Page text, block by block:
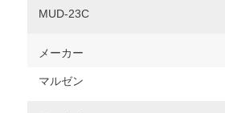
MUD-23C
メーカー
マルゼン